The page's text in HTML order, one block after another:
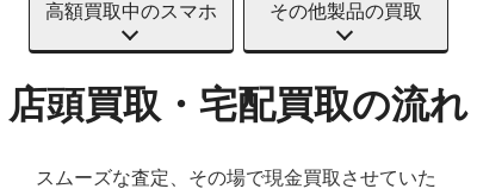
高額買取中のスマホ その他製品の買取
店頭買取・宅配買取の流れ
スムーズな査定、その場で現金買取させていた